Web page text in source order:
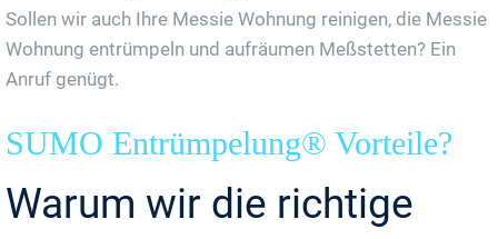
Sollen wir auch Ihre Messie Wohnung reinigen, die Messie
Wohnung entrümpeln und aufräumen Meßstetten? Ein
Anruf genügt.
SUMO Entrümpelung® Vorteile?
Warum wir die richtige